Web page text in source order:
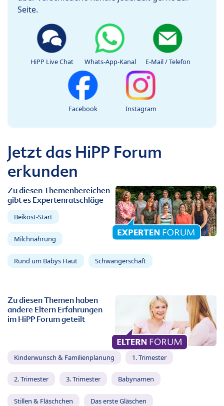
Seite.
HiPP Live Chat Whats-App-Kanal E-Mail / Telefon
Facebook Instagram
Jetzt das HiPP Forum
erkunden
Zu diesen Themenbereichen
gibt es Expertenratschläge
Beikost-Start
Milchnahrung
Rund um Babys Haut Schwangerschaft
Zu diesen Themen haben
andere Eltern Erfahrungen
im HiPP Forum geteilt
Kinderwunsch & Familienplanung 1. Trimester
2. Trimester 3. Trimester Babynamen
Stillen & Fläschchen Das erste Gläschen